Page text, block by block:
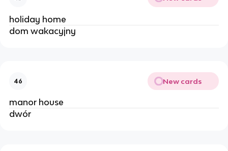
holiday home
dom wakacyjny
46 New cards
manor house
dwór